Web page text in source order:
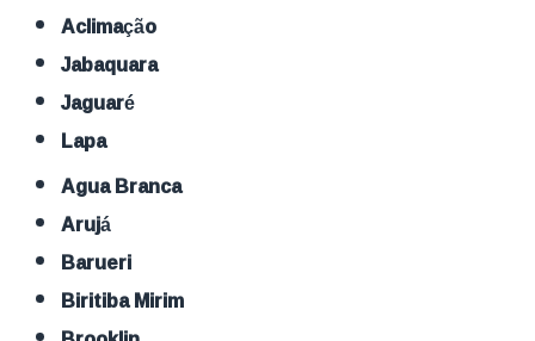
Aclimação
Jabaquara
Jaguaré
Lapa
Agua Branca
Arujá
Barueri
Biritiba Mirim